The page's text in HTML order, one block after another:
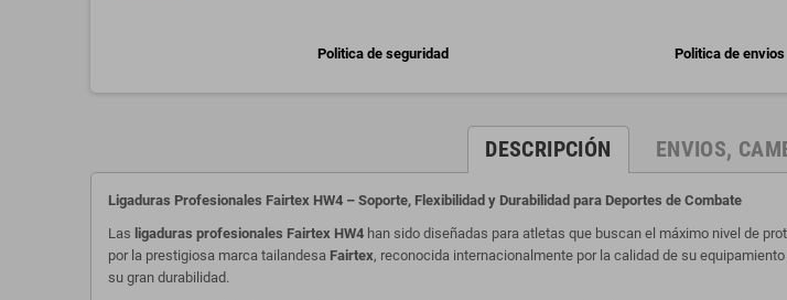
Politica de seguridad Politica de envios
DESCRIPCIÓN ENVIOS,
Ligaduras Profesionales Fairtex HW4 – Soporte, Flexibilidad y Durabilidad para Deportes de Combate
Las ligaduras profesionales Fairtex HW4 han sido diseñadas para atletas que buscan el máximo nivel de
por la prestigiosa marca tailandesa Fairtex, reconocida internacionalmente por la calidad de su
su gran durabilidad.